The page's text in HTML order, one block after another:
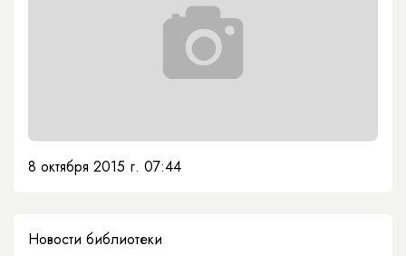
8 октября 2015 г. 07:44
Новости библиотеки